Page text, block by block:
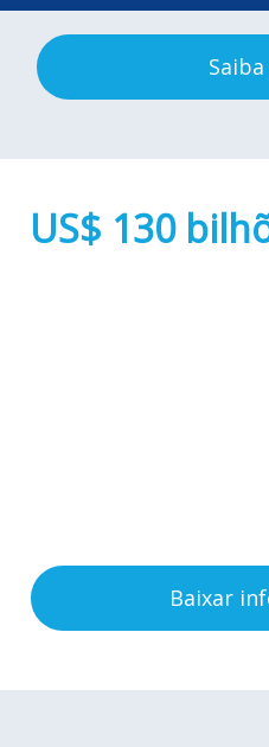
US$ 130
Baixar